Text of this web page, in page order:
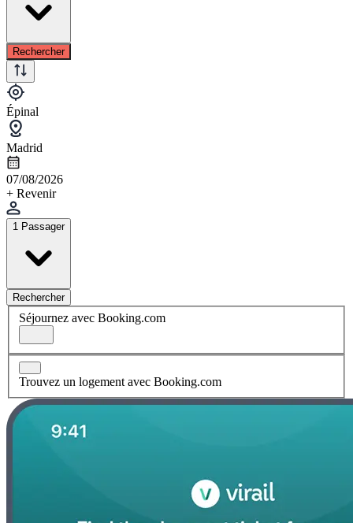
Rechercher
Épinal
Madrid
07/08/2026
+ Revenir
1 Passager
Rechercher
Séjournez avec Booking.com
Trouvez un logement avec Booking.com